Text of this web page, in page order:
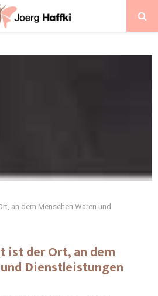
an dem Menschen Waren und
ist der Ort, an dem
Dienstleistungen